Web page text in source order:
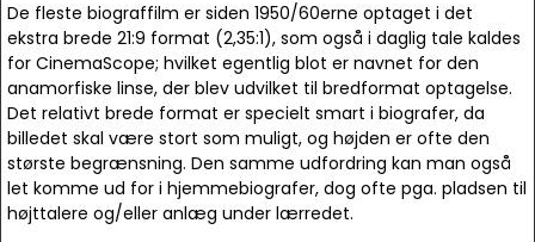
De fleste biograffilm er siden 1950/60erne optaget i det
ekstra brede 21:9 format (2,35:1), som også i daglig tale kaldes
for CinemaScope; hvilket egentlig blot er navnet for den
anamorfiske linse, der blev udvilket til bredformat optagelse.
Det relativt brede format er specielt smart i biografer, da
billedet skal være stort som muligt, og højden er ofte den
største begrænsning. Den samme udfordring kan man også
let komme ud for i hjemmebiografer, dog ofte pga. pladsen til
højttalere og/eller anlæg under lærredet.